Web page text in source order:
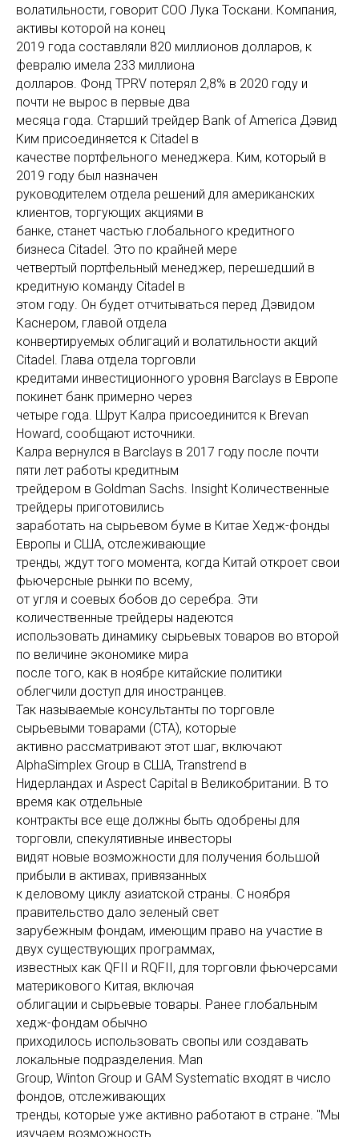
волатильности, говорит COO Лука Тоскани. Компания,
активы которой на конец
2019 года составляли 820 миллионов долларов, к
февралю имела 233 миллиона
долларов. Фонд TPRV потерял 2,8% в 2020 году и
почти не вырос в первые два
месяца года. Старший трейдер Bank of America Дэвид
Ким присоединяется к Citadel в
качестве портфельного менеджера. Ким, который в
2019 году был назначен
руководителем отдела решений для американских
клиентов, торгующих акциями в
банке, станет частью глобального кредитного
бизнеса Citadel. Это по крайней мере
четвертый портфельный менеджер, перешедший в
кредитную команду Citadel в
этом году. Он будет отчитываться перед Дэвидом
Каснером, главой отдела
конвертируемых облигаций и волатильности акций
Citadel. Глава отдела торговли
кредитами инвестиционного уровня Barclays в Европе
покинет банк примерно через
четыре года. Шрут Калра присоединится к Brevan
Howard, сообщают источники.
Калра вернулся в Barclays в 2017 году после почти
пяти лет работы кредитным
трейдером в Goldman Sachs. Insight Количественные
трейдеры приготовились
заработать на сырьевом буме в Китае Хедж-фонды
Европы и США, отслеживающие
тренды, ждут того момента, когда Китай откроет свои
фьючерсные рынки по всему,
от угля и соевых бобов до серебра. Эти
количественные трейдеры надеются
использовать динамику сырьевых товаров во второй
по величине экономике мира
после того, как в ноябре китайские политики
облегчили доступ для иностранцев.
Так называемые консультанты по торговле
сырьевыми товарами (CTA), которые
активно рассматривают этот шаг, включают
AlphaSimplex Group в США, Transtrend в
Нидерландах и Aspect Capital в Великобритании. В то
время как отдельные
контракты все еще должны быть одобрены для
торговли, спекулятивные инвесторы
видят новые возможности для получения большой
прибыли в активах, привязанных
к деловому циклу азиатской страны. С ноября
правительство дало зеленый свет
зарубежным фондам, имеющим право на участие в
двух существующих программах,
известных как QFII и RQFII, для торговли фьючерсами
материкового Китая, включая
облигации и сырьевые товары. Ранее глобальным
хедж-фондам обычно
приходилось использовать свопы или создавать
локальные подразделения. Man
Group, Winton Group и GAM Systematic входят в число
фондов, отслеживающих
тренды, которые уже активно работают в стране. "Мы
изучаем возможность